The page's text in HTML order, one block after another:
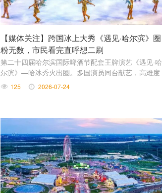
【媒体关注】跨国冰上大秀《遇见·哈尔滨》圈
粉无数，市民看完直呼想二刷
第二十四届哈尔滨国际啤酒节配套王牌演艺《遇见·哈
尔滨》—哈冰秀火出圈。多国演员同台献艺，高难度
花滑、惊险高空杂技、沉浸式互动轮番上演，不少市
民游客看完当场表示“必须二刷”，成为今夏冰城老少
125 2026-07-24